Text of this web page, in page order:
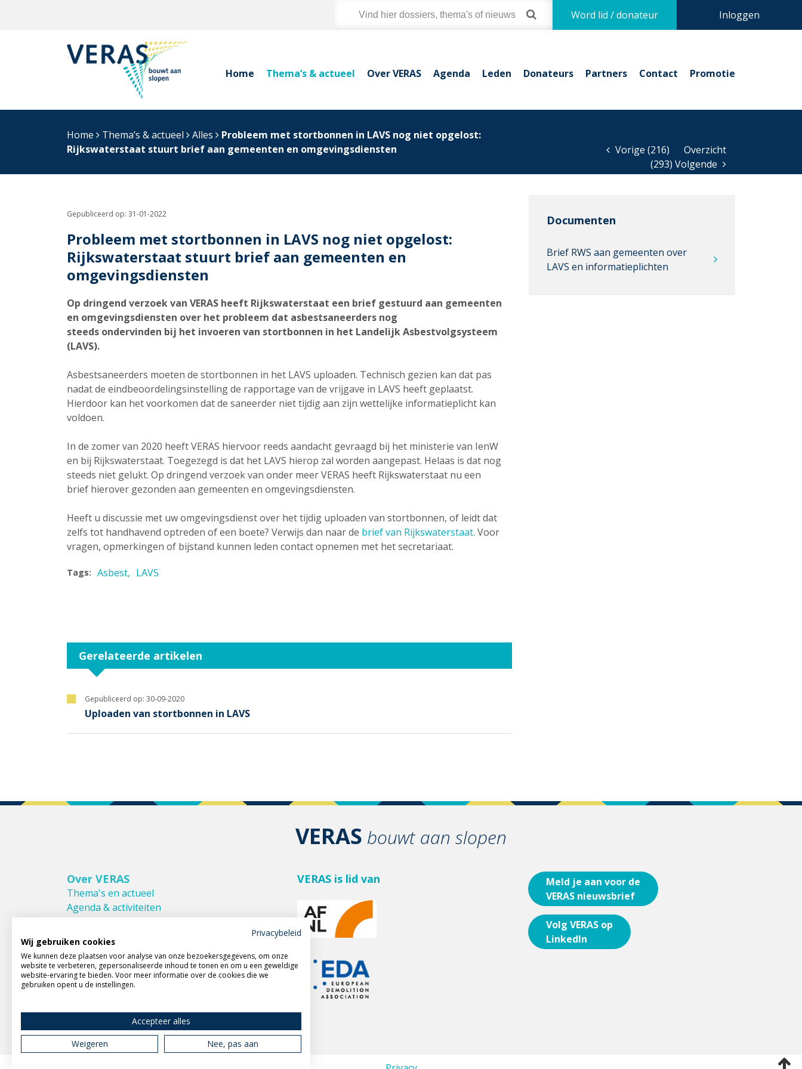
Inloggen
Word lid / donateur
Home Thema’s & actueel Over VERAS Agenda Leden Donateurs Partners Contact Promotie
Home Thema’s & actueel Alles
Probleem met stortbonnen in LAVS nog niet opgelost:
Rijkswaterstaat stuurt brief aan gemeenten en omgevingsdiensten
Vorige (216)
Overzicht
(293) Volgende
Gepubliceerd op: 31-01-2022
Probleem met stortbonnen in LAVS nog niet opgelost:
Rijkswaterstaat stuurt brief aan gemeenten en
omgevingsdiensten
Op dringend verzoek van VERAS heeft Rijkswaterstaat een brief gestuurd aan gemeenten
en omgevingsdiensten over het probleem dat asbestsaneerders nog
steeds ondervinden bij het invoeren van stortbonnen in het Landelijk Asbestvolgsysteem
(LAVS).
Asbestsaneerders moeten de stortbonnen in het LAVS uploaden. Technisch gezien kan dat pas
nadat de eindbeoordelingsinstelling de rapportage van de vrijgave in LAVS heeft geplaatst.
Hierdoor kan het voorkomen dat de saneerder niet tijdig aan zijn wettelijke informatieplicht kan
voldoen.
In de zomer van 2020 heeft VERAS hiervoor reeds aandacht gevraagd bij het ministerie van IenW
en bij Rijkswaterstaat. Toegezegd is dat het LAVS hierop zal worden aangepast. Helaas is dat nog
steeds niet gelukt. Op dringend verzoek van onder meer VERAS heeft Rijkswaterstaat nu een
brief hierover gezonden aan gemeenten en omgevingsdiensten.
Heeft u discussie met uw omgevingsdienst over het tijdig uploaden van stortbonnen, of leidt dat
zelfs tot handhavend optreden of een boete? Verwijs dan naar de brief van Rijkswaterstaat. Voor
vragen, opmerkingen of bijstand kunnen leden contact opnemen met het secretariaat.
Tags: Asbest LAVS
Documenten
Brief RWS aan gemeenten over
LAVS en informatieplichten
Gerelateerde artikelen
Gepubliceerd op: 30-09-2020
Uploaden van stortbonnen in LAVS
VERAS bouwt aan slopen
Over VERAS
Thema's en actueel
Agenda & activiteiten
Bestuur & Commissies
Leden van VERAS
Donateurs van VERAS
Huishoudelijk reglement
VERAS is lid van
Meld je aan voor de
VERAS nieuwsbrief
Volg VERAS op
LinkedIn
Privacybeleid
Wij gebruiken cookies
We kunnen deze plaatsen voor analyse van onze bezoekersgegevens, om onze
website te verbeteren, gepersonaliseerde inhoud te tonen en om u een geweldige
website-ervaring te bieden. Voor meer informatie over de cookies die we
gebruiken opent u de instellingen.
Accepteer alles
Weigeren
Nee, pas aan